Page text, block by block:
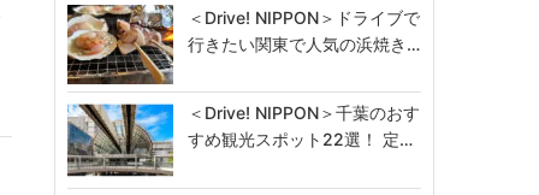
＜Drive! NIPPON＞ドライブで
行きたい関東で人気の浜焼き…
＜Drive! NIPPON＞千葉のおす
すめ観光スポット22選！ 定…